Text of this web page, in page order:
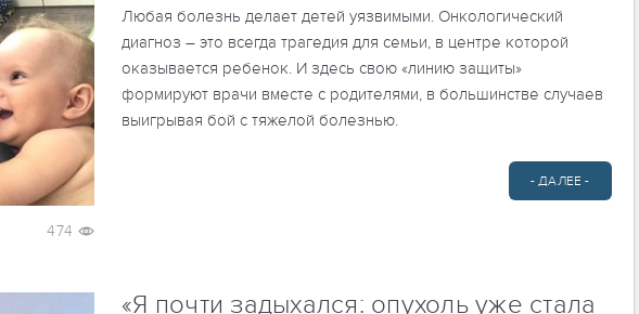
474
Любая болезнь делает детей уязвимыми. Онкологический
диагноз – это всегда трагедия для семьи, в центре которой
оказывается ребенок. И здесь свою «линию защиты»
формируют врачи вместе с родителями, в большинстве случаев
выигрывая бой с тяжелой болезнью.
- ДАЛЕЕ -
«Я почти задыхался: опухоль уже стала